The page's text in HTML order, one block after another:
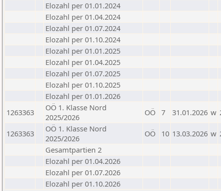
Elozahl per 01.01.2024
Elozahl per 01.04.2024
Elozahl per 01.07.2024
Elozahl per 01.10.2024
Elozahl per 01.01.2025
Elozahl per 01.04.2025
Elozahl per 01.07.2025
Elozahl per 01.10.2025
Elozahl per 01.01.2026
1263363
OÖ 1. Klasse Nord
2025/2026
OÖ 7 31.01.2026 w
1263363
OÖ 1. Klasse Nord
2025/2026
OÖ 10 13.03.2026 w
Gesamtpartien 2
Elozahl per 01.04.2026
Elozahl per 01.07.2026
Elozahl per 01.10.2026